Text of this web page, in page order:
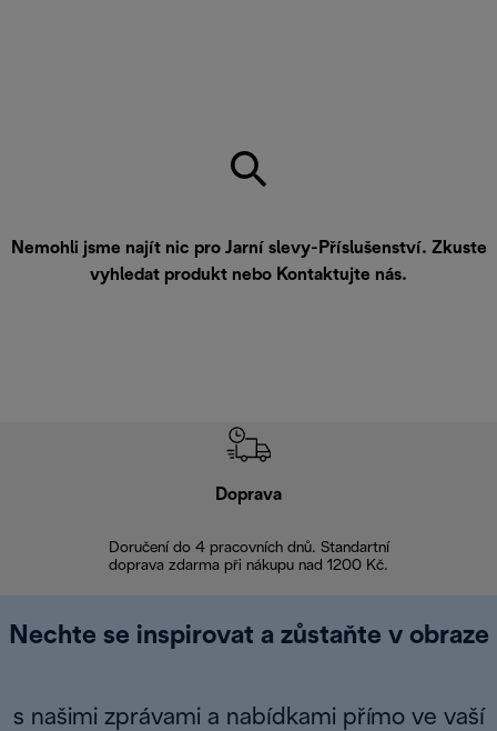
Nemohli jsme najít nic pro Jarní slevy-Příslušenství. Zkuste
vyhledat produkt nebo Kontaktujte nás.
Doprava
Doručení do 4 pracovních dnů. Standartní
doprava zdarma při nákupu nad 1200 Kč.
Nechte se inspirovat a zůstaňte v obraze
s našimi zprávami a nabídkami přímo ve vaší